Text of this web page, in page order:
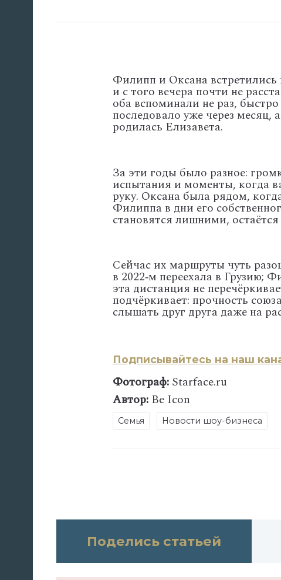
Филипп и Оксана встретились
и стого вечера почти не
оба вспоминали не раз, быстро
последовалоуже через месяц, а
родилась Елизавета.
За эти годы было разное:
испытания и моменты, когда
руку. Оксана была рядом,
Филиппа в дни его
становятся лишними, остаётся
Сейчас их маршруты чуть
в 2022‑м переехала в Грузию;
эта дистанция не
подчёркивает: прочность
слышать друг друга даже на
Подписывайтесь на наш
Фотограф: Starface.ru
Автор: Be Icon
Семья Новости шоу-бизнеса
Поделись статьей